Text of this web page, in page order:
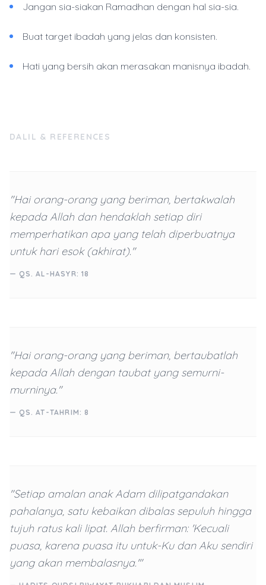
Jangan sia-siakan Ramadhan dengan hal sia-sia.
Buat target ibadah yang jelas dan konsisten.
Hati yang bersih akan merasakan manisnya ibadah.
DALIL & REFERENCES
"Hai orang-orang yang beriman, bertakwalah
kepada Allah dan hendaklah setiap diri
memperhatikan apa yang telah diperbuatnya
untuk hari esok (akhirat)."
— QS. AL-HASYR: 18
"Hai orang-orang yang beriman, bertaubatlah
kepada Allah dengan taubat yang semurni-
murninya."
— QS. AT-TAHRIM: 8
"Setiap amalan anak Adam dilipatgandakan
pahalanya, satu kebaikan dibalas sepuluh hingga
tujuh ratus kali lipat. Allah berfirman: 'Kecuali
puasa, karena puasa itu untuk-Ku dan Aku sendiri
yang akan membalasnya.'"